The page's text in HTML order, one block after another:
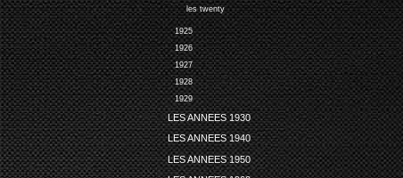
les twenty
1925
1926
1927
1928
1929
LES ANNEES 1930
LES ANNEES 1940
LES ANNEES 1950